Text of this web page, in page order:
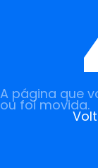
A página que
ou foi movida.